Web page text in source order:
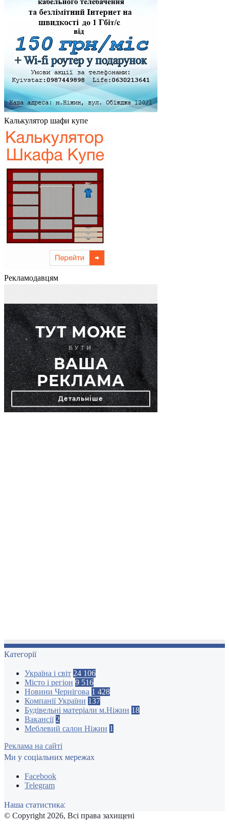
Калькулятор шафи купе
Рекламодавцям
Категорії
Україна і світ 24 106
Місто і регіон 9 516
Новини Чернігова 1 428
Компанії України 137
Будівельні матеріали м.Ніжин 18
Вакансії 2
Меблевий салон Ніжин 1
Реклама на сайті
Ми у соціальних мережах
Facebook
Telegram
Наша статистика:
© Copyright 2026, Всі права захищені